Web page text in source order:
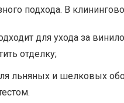
подхода. В
для ухода за
отделку;
льняных и шелковых